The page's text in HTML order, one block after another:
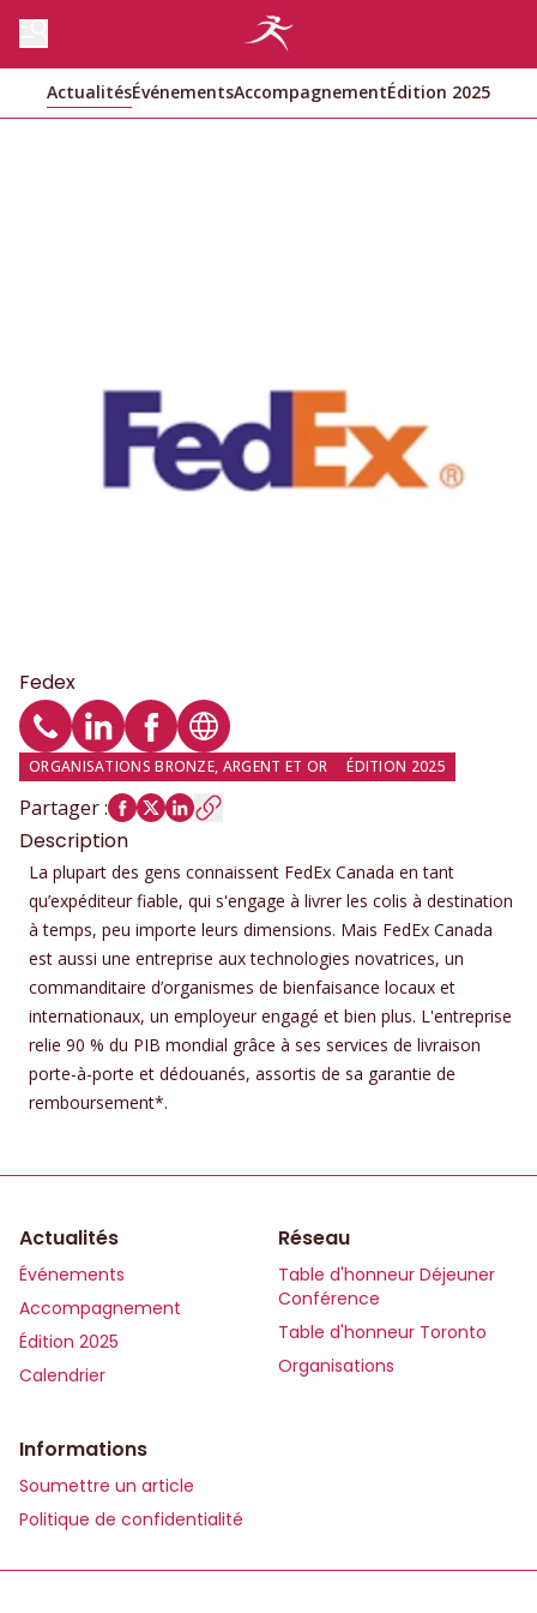
ActualitésÉvénementsAccompagnementÉdition 2025
Fedex
TéléphoneProfil LinkedIn
Profil Facebook
Site web
ORGANISATIONS BRONZE, ARGENT ET OR ÉDITION 2025
Partager:
Description
La plupart des gens connaissent FedEx Canada en tant
qu’expéditeur fiable, qui s'engage à livrer les colis à destination
à temps, peu importe leurs dimensions. Mais FedEx Canada
est aussi une entreprise aux technologies novatrices, un
commanditaire d’organismes de bienfaisance locaux et
internationaux, un employeur engagé et bien plus. L'entreprise
relie 90 % du PIB mondial grâce à ses services de livraison
porte-à-porte et dédouanés, assortis de sa garantie de
remboursement*.
Actualités
Événements
Accompagnement
Édition 2025
Calendrier
Réseau
Table d'honneur Déjeuner
Conférence
Table d'honneur Toronto
Organisations
Informations
Soumettre un article
Politique de confidentialité